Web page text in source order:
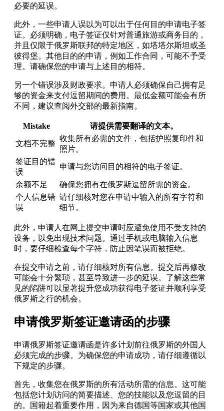
必要的延误。
此外，一些申请人误以为可以出于任何目的申请电子签
证。必须明确，电子签证仅针对普通旅游或商务目的，
并且仅限于俄罗斯联邦的特定地区，如塔塔尔斯坦或圣
彼得堡。其他目的的申请，例如工作合同，可能不予受
理。请确保您的申请与上述目的相符。
另一个错误涉及财政要求。申请人必须确保自己拥有足
够的资金来支付逗留期间的费用。最低金额可能会有所
不同，建议查阅外交部的最新指南。
Mistake 请提供需要翻译的文本。
文档不完整
收集所有必需的文件，包括护照复印件和
照片。
签证目的错
误
申请与您访问目的相符的电子签证。
余额不足
确保您拥有在俄罗斯逗留所需的资金。
个人信息错
误
请仔细核对您在申请中输入的所有字符和
细节。
此外，申请人在网上提交申请时应避免使用不受支持的
设备，以免出现技术问题。通过手机或电脑输入信息
时，要仔细检查每个字符，防止因笔误而被拒绝。
在提交申请之前，请仔细核对所有信息。提交后再修改
可能会十分繁琐，甚至导致进一步的延误。了解这些常
见的陷阱可以显著提升您成功获得电子签证并顺利享受
俄罗斯之行的机会。
申请俄罗斯签证邀请函的步骤
申请俄罗斯签证邀请函是许多计划前往俄罗斯的外国人
必须完成的步骤。为确保您的申请成功，请仔细遵循以
下规定的步骤。
首先，收集您在俄罗斯的所有活动所需的信息。这可能
包括您计划访问的简要描述、您的技能以及您逗留的目
的。国籍起着重要作用，因为来自德国等国家或其他国